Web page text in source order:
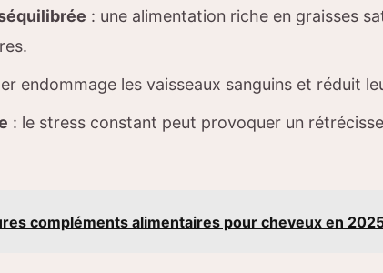
: une alimentation riche en graisses
endommage les vaisseaux sanguins et réduit
: le stress constant peut provoquer un
compléments alimentaires pour cheveux en